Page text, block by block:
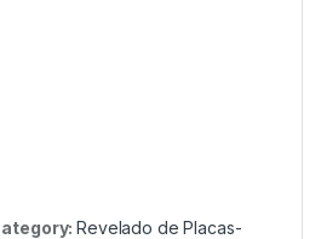
Revelado de Placas-